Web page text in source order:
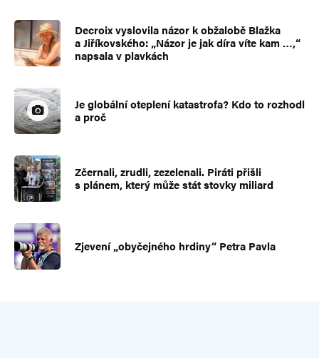
Decroix vyslovila názor k obžalobě Blažka
a Jiříkovského: „Názor je jak díra víte kam …,“
napsala v plavkách
Je globální oteplení katastrofa? Kdo to rozhodl
a proč
Zčernali, zrudli, zezelenali. Piráti přišli
s plánem, který může stát stovky miliard
Zjevení „obyčejného hrdiny“ Petra Pavla